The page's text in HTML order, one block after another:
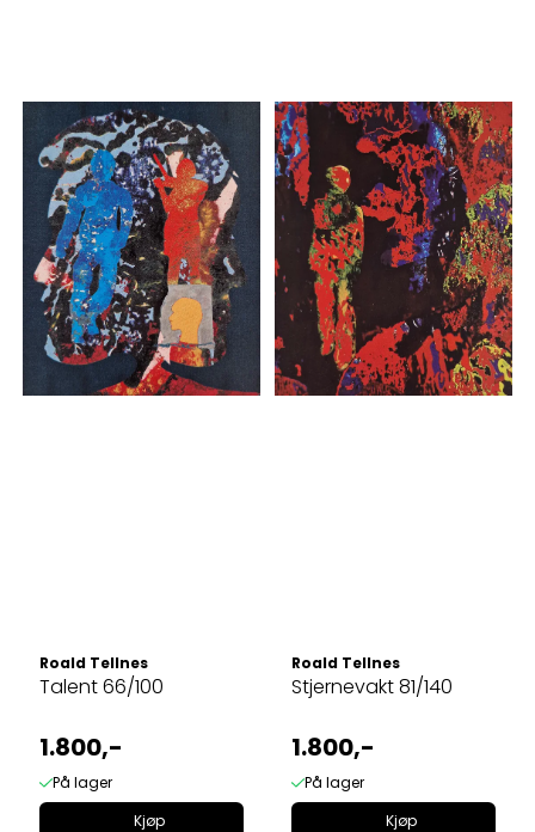
Roald Tellnes
Talent 66/100
1.800,-
På lager
Kjøp
Roald Tellnes
Stjernevakt 81/140
1.800,-
På lager
Kjøp